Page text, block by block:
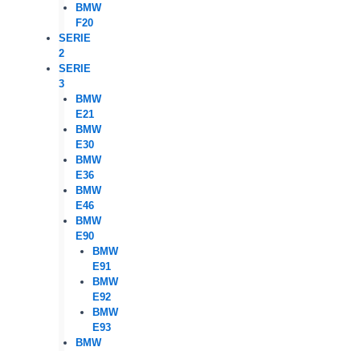
BMW
F20
SERIE
2
SERIE
3
BMW
E21
BMW
E30
BMW
E36
BMW
E46
BMW
E90
BMW
E91
BMW
E92
BMW
E93
BMW